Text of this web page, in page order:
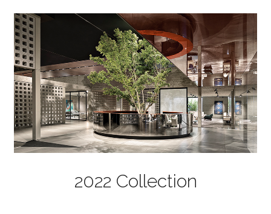
2022 Collection